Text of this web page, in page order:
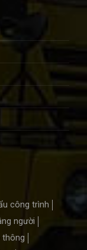
công trình
người
thông